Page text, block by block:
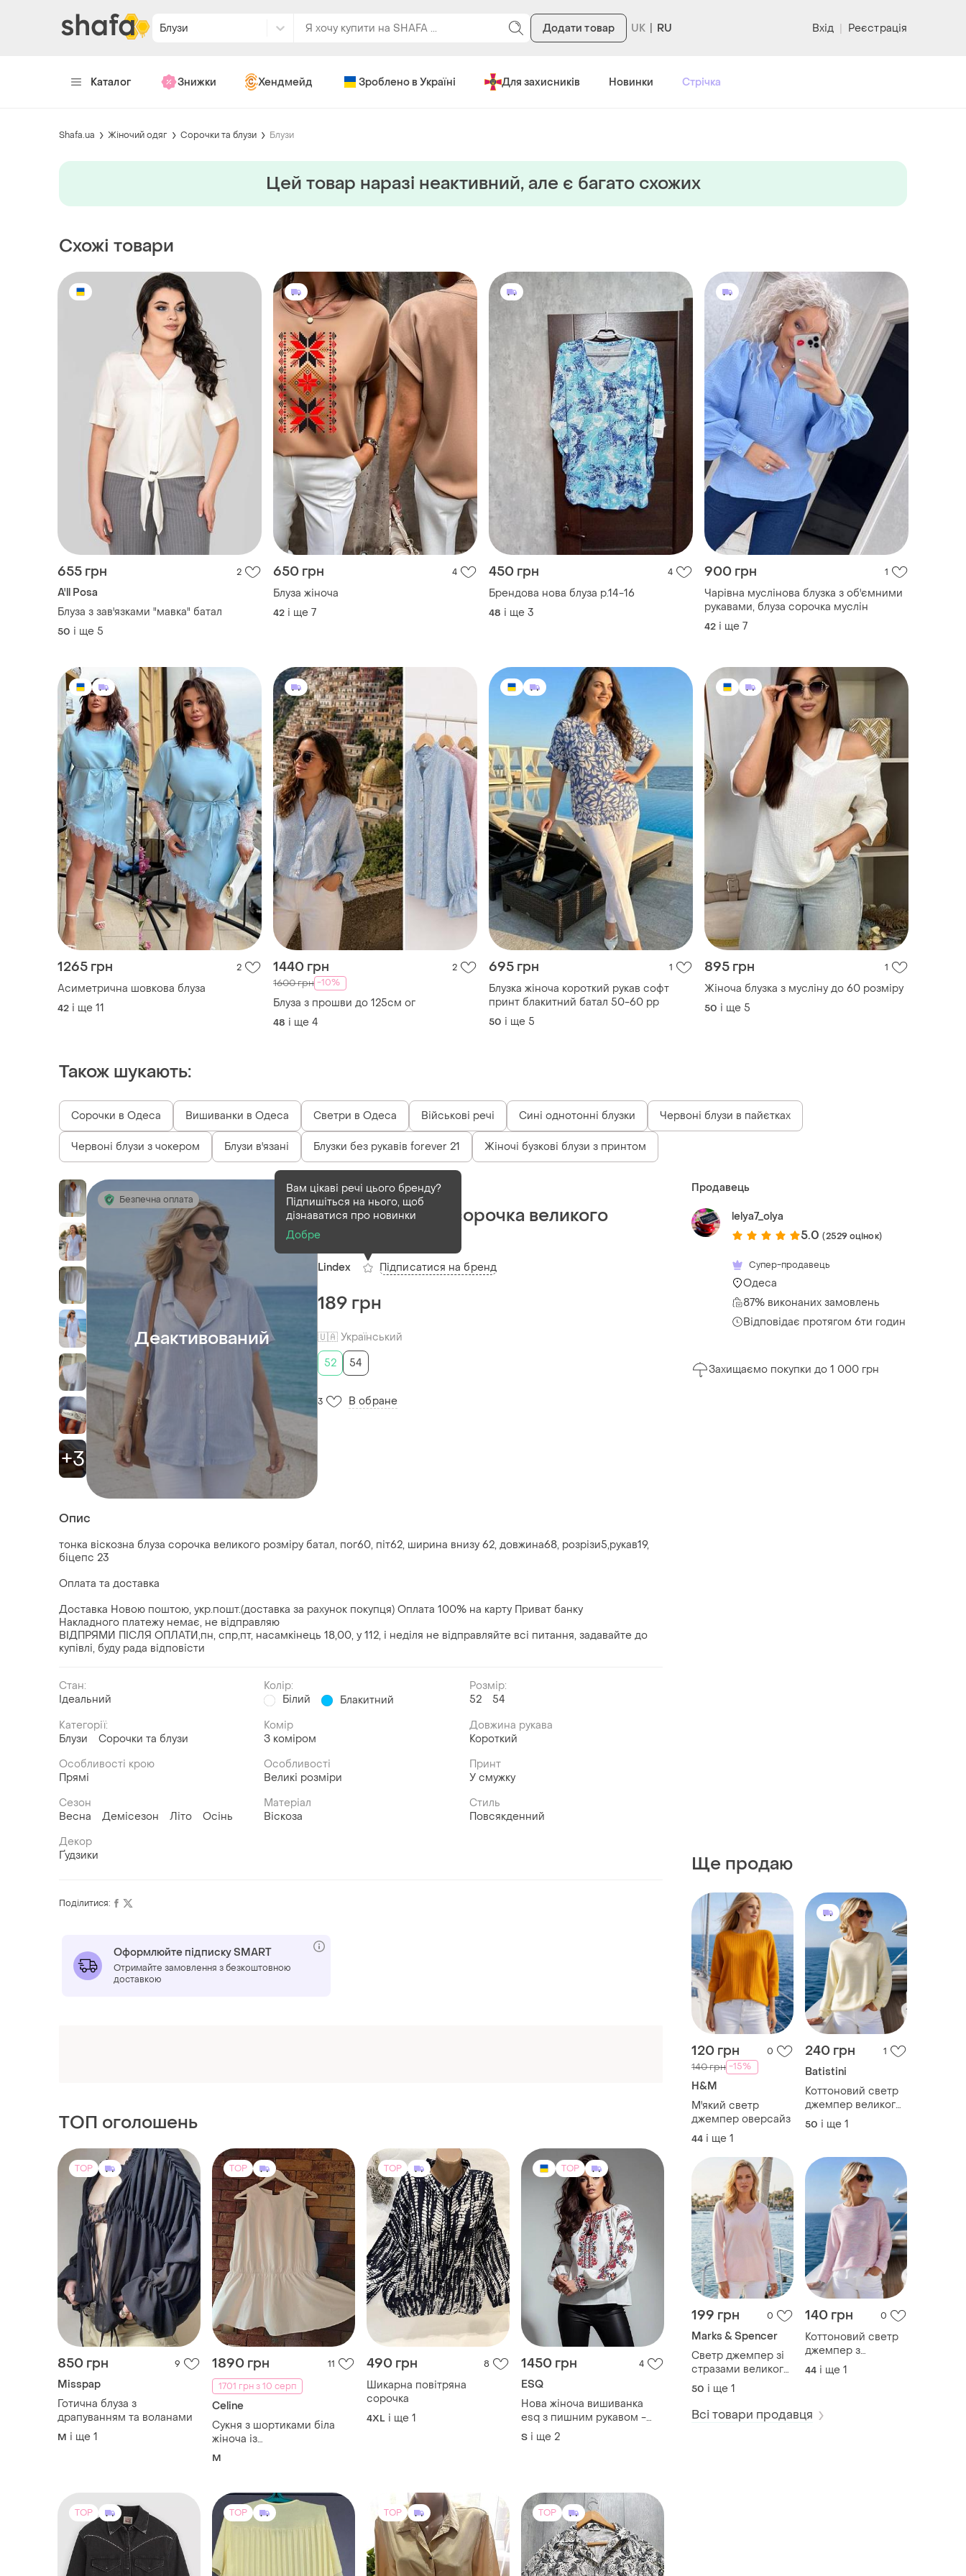
Блузи Додати товар RU Вхід | Реєстрація
Каталог Знижки Хендмейд Зроблено в Україні Для захисників Новинки Стрічка
Shafa.ua Жіночий одяг Сорочки та блузи Блузи
Цей товар наразi неактивний, але є багато схожих
Схожі товари
655 грн 2
A'll Posa
Блуза з зав'язками "мавка" батал
50 і ще 5
650 грн 4
Блуза жіноча
42 і ще 7
450 грн 4
Брендова нова блуза р.14-16
48 і ще 3
900 грн 1
Чарівна муслінова блузка з об'ємними
рукавами, блуза сорочка муслін
42 і ще 7
1265 грн 2
Асиметрична шовкова блуза
42 і ще 11
1440 грн 2
1600 грн -10%
Блуза з прошви до 125см ог
48 і ще 4
695 грн 1
Блузка жіноча короткий рукав софт
принт блакитний батал 50-60 рр
50 і ще 5
895 грн 1
Жіноча блузка з мусліну до 60 розміру
50 і ще 5
Також шукають:
Сорочки в Одеса Вишиванки в Одеса Светри в Одеса Військові речі Сині однотонні блузки Червоні блузи в пайєтках
Червоні блузи з чокером Блузи в'язані Блузки без рукавів forever 21 Жіночі бузкові блузи з принтом
+3
Безпечна оплата
Деактивований
Деактивований1 шт
Віскозна блуза сорочка великого
розміру батал
Lindex
Вам цікаві речі цього бренду?
Підпишіться на нього, щоб
дізнаватися про новинки
Добре
Підписатися на бренд
189 грн
🇺🇦 Український
52
54
3 В обране
Опис
тонка віскозна блуза сорочка великого розміру батал, пог60, піт62, ширина внизу 62, довжина68, розрізи5,рукав19,
біцепс 23
Оплата та доставка
Доставка Новою поштою, укр.пошт.(доставка за рахунок покупця) Оплата 100% на карту Приват банку
Накладного платежу немає, не відправляю
ВІДПРЯМИ ПІСЛЯ ОПЛАТИ,пн, спр,пт, насамкінець 18,00, у 112, і неділя не відправляйте всі питання, задавайте до
купівлі, буду рада відповісти
Стан:
Ідеальний
Колір:
Білий
Блакитний
Розмір:
52
54
Категорії:
Блузи
Сорочки та блузи
Комір
З коміром
Довжина рукава
Короткий
Особливості крою
Прямі
Особливості
Великі розміри
Принт
У смужку
Сезон
Весна
Демісезон Літо Осінь
Матеріал
Віскоза
Стиль
Повсякденний
Декор
Ґудзики
Продавець
lelya7_olya
5.0 (2529 оцінок)
Супер-продавець
Одеса
87% виконаних замовлень
Відповідає протягом 6ти годин
Захищаємо покупки до 1 000 грн
Ще продаю
120 грн 0
140 грн -15%
H&M
М'який светр
джемпер оверсайз
44 і ще 1
240 грн 1
Batistini
Коттоновий светр
джемпер великого
розміру батал
50 і ще 1
199 грн 0
Marks & Spencer
Светр джемпер зі
стразами великого
розміру батал
50 і ще 1
140 грн 0
Коттоновий светр
джемпер з
імітацією внизу
сорочки
44 і ще 1
Всі товари продавця
Поділитися:
Оформлюйте підписку SMART
Отримайте замовлення з безкоштовною
доставкою
850 грн 9
Misspap
Готична блуза з
драпуванням та воланами
і ще 1
1890 грн
11
1701 грн з 10 серп
Celine
Сукня з шортиками біла
бавовни.брендова,стан
ідеальний!
M
490 грн 8
Шикарна повітряна
сорочка
4XL
1450 грн
Нова жіноча вишиванка
esq з пишним рукавом -
троянда
і ще 2
TOP TOP TOP